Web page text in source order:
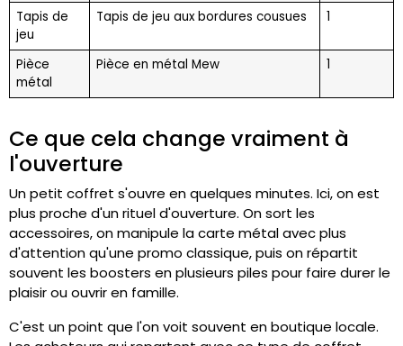
Tapis de
jeu
Tapis de jeu aux bordures cousues 1
Pièce
métal
Pièce en métal Mew 1
Ce que cela change vraiment à
l'ouverture
Un petit coffret s'ouvre en quelques minutes. Ici, on est
plus proche d'un rituel d'ouverture. On sort les
accessoires, on manipule la carte métal avec plus
d'attention qu'une promo classique, puis on répartit
souvent les boosters en plusieurs piles pour faire durer le
plaisir ou ouvrir en famille.
C'est un point que l'on voit souvent en boutique locale.